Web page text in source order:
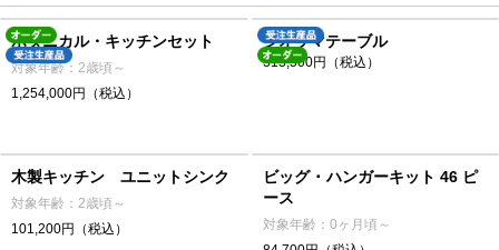
ボタニカル・キッチンセット
対象年齢：2歳頃～
1,254,000円（税込）
ジオラマテーブル
313,500円（税込）
木製キッチン ユニットシンク
対象年齢：2歳頃～
101,200円（税込）
ビッグ ･ ハンガーキット 46 ピ
ース
対象年齢：0ヶ月頃～